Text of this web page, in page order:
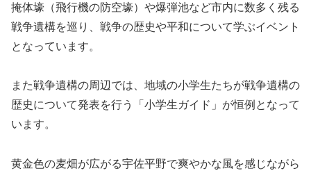
掩体壕（飛行機の防空壕）や爆弾池など市内に数多く残る
戦争遺構を巡り、戦争の歴史や平和について学ぶイベント
となっています。
また戦争遺構の周辺では、地域の小学生たちが戦争遺構の
歴史について発表を行う「小学生ガイド」が恒例となって
います。
黄金色の麦畑が広がる宇佐平野で爽やかな風を感じながら